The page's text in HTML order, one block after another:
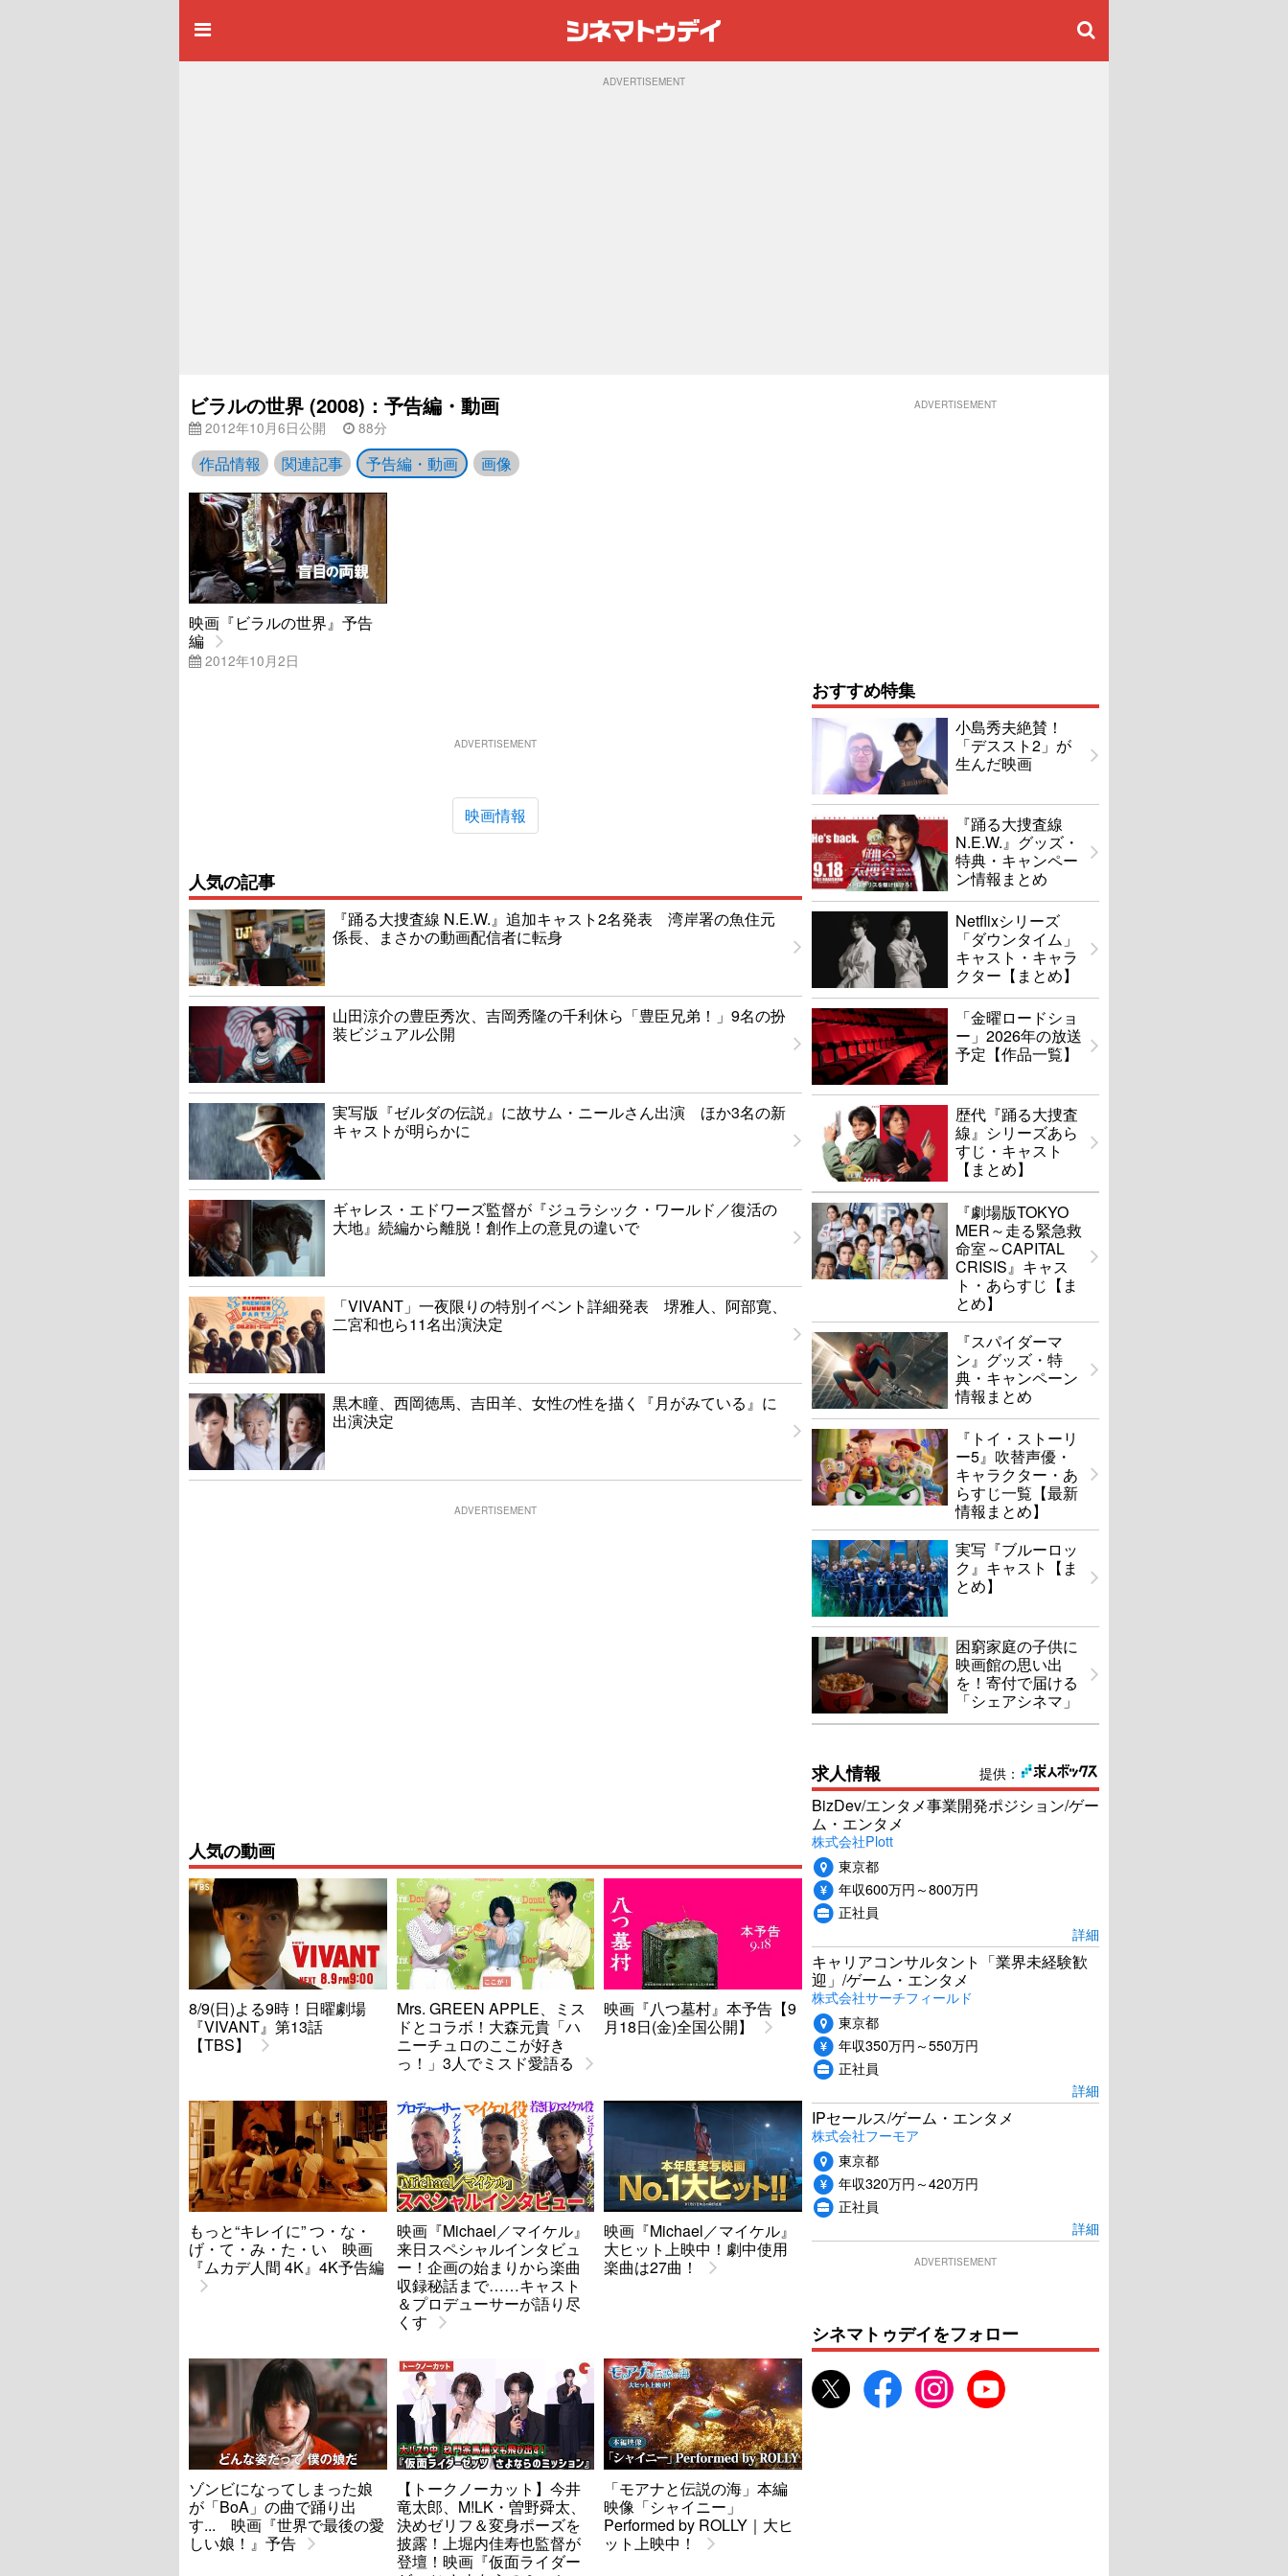
ADVERTISEMENT
ビラルの世界 (2008)：予告編・動画
2012年10月6日公開 88分
作品情報 関連記事 予告編・動画 画像
映画『ビラルの世界』予告
編
2012年10月2日
ADVERTISEMENT
映画情報
人気の記事
『踊る大捜査線 N.E.W.』追加キャスト2名発表 湾岸署の魚住元
係長、まさかの動画配信者に転身
山田涼介の豊臣秀次、吉岡秀隆の千利休ら「豊臣兄弟！」9名の扮
装ビジュアル公開
実写版『ゼルダの伝説』に故サム・ニールさん出演 ほか3名の新
キャストが明らかに
ギャレス・エドワーズ監督が『ジュラシック・ワールド／復活の
大地』続編から離脱！創作上の意見の違いで
「VIVANT」一夜限りの特別イベント詳細発表 堺雅人、阿部寛、
二宮和也ら11名出演決定
黒木瞳、西岡徳馬、吉田羊、女性の性を描く『月がみている』に
出演決定
ADVERTISEMENT
人気の動画
8/9(日)よる9時！日曜劇場
『VIVANT』第13話
【TBS】
Mrs. GREEN APPLE、ミス
ドとコラボ！大森元貴「ハ
ニーチュロのここが好き
っ！」3人でミスド愛語る
映画『八つ墓村』本予告【9
月18日(金)全国公開】
もっと“キレイに” つ・な・
げ・て・み・た・い 映画
『ムカデ人間 4K』4K予告編
映画『Michael／マイケル』
来日スペシャルインタビュ
ー！企画の始まりから楽曲
収録秘話まで……キャスト
＆プロデューサーが語り尽
くす
映画『Michael／マイケル』
大ヒット上映中！劇中使用
楽曲は27曲！
ゾンビになってしまった娘
が「BoA」の曲で踊り出
す... 映画『世界で最後の愛
しい娘！』予告
【トークノーカット】今井
竜太郎、M!LK・曽野舜太、
決めゼリフ＆変身ポーズを
披露！上堀内佳寿也監督が
登壇！映画『仮面ライダー
「モアナと伝説の海」本編
映像「シャイニー」
Performed by ROLLY｜大ヒ
ット上映中！
ADVERTISEMENT
おすすめ特集
小島秀夫絶賛！
「デススト2」が
生んだ映画
『踊る大捜査線
N.E.W.』グッズ・
特典・キャンペー
ン情報まとめ
Netflixシリーズ
「ダウンタイム」
キャスト・キャラ
クター【まとめ】
「金曜ロードショ
ー」2026年の放送
予定【作品一覧】
歴代『踊る大捜査
線』シリーズあら
すじ・キャスト
【まとめ】
『劇場版TOKYO
MER～走る緊急救
命室～CAPITAL
CRISIS』キャス
ト・あらすじ【ま
とめ】
『スパイダーマ
ン』グッズ・特
典・キャンペーン
情報まとめ
『トイ・ストーリ
ー5』吹替声優・
キャラクター・あ
らすじ一覧【最新
情報まとめ】
実写『ブルーロッ
ク』キャスト【ま
とめ】
困窮家庭の子供に
映画館の思い出
を！寄付で届ける
「シェアシネマ」
提供：
求人情報
BizDev/エンタメ事業開発ポジション/ゲー
ム・エンタメ
株式会社Plott
東京都
年収600万円～800万円
正社員
詳細
キャリアコンサルタント「業界未経験歓
迎」/ゲーム・エンタメ
株式会社サーチフィールド
東京都
年収350万円～550万円
正社員
詳細
IPセールス/ゲーム・エンタメ
株式会社フーモア
東京都
年収320万円～420万円
正社員
詳細
ADVERTISEMENT
シネマトゥデイをフォロー